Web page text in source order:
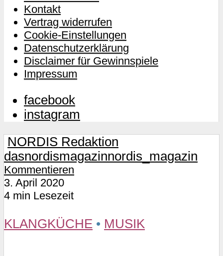
Kontakt
Vertrag widerrufen
Cookie-Einstellungen
Datenschutzerklärung
Disclaimer für Gewinnspiele
Impressum
facebook
instagram
NORDIS Redaktion
dasnordismagazinnordis_magazin
Kommentieren
3. April 2020
4 min Lesezeit
KLANGKÜCHE • MUSIK